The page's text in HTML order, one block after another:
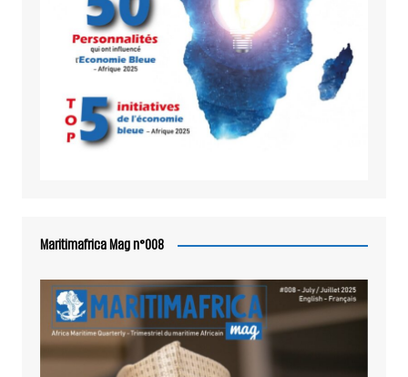
Maritimafrica Mag n°008